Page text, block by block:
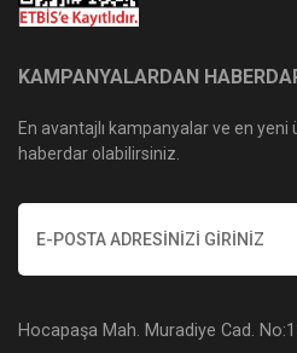
KAMPANYALARDAN
En avantajlı kampanyalar ve en
haberdar olabilirsiniz.
Hocapaşa Mah. Muradiye Cad.